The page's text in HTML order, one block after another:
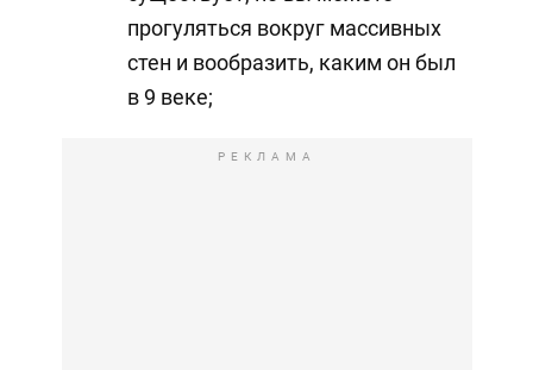
прогуляться вокруг массивных
стен и вообразить, каким он был
в 9 веке;
РЕКЛАМА